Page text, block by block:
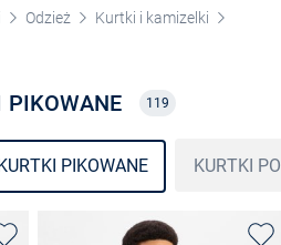
Odzież
Kurtki i kamizelki
PIKOWANE 119
KURTKI PIKOWANE KURTKI